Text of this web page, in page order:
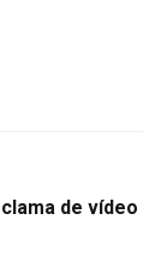
de vídeo